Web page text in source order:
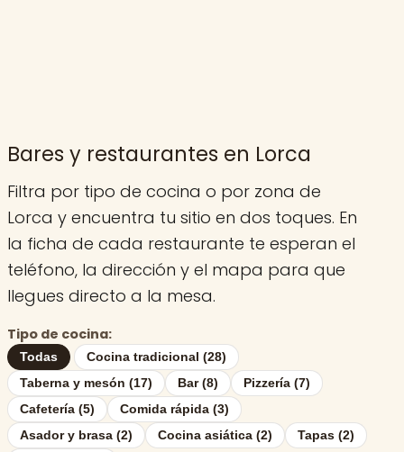
Bares y restaurantes en Lorca
Filtra por tipo de cocina o por zona de
Lorca y encuentra tu sitio en dos toques. En
la ficha de cada restaurante te esperan el
teléfono, la dirección y el mapa para que
llegues directo a la mesa.
Tipo de cocina:
Todas
Cocina tradicional (28)
Taberna y mesón (17)
Bar (8)
Pizzería (7)
Cafetería (5)
Comida rápida (3)
Asador y brasa (2)
Cocina asiática (2)
Tapas (2)